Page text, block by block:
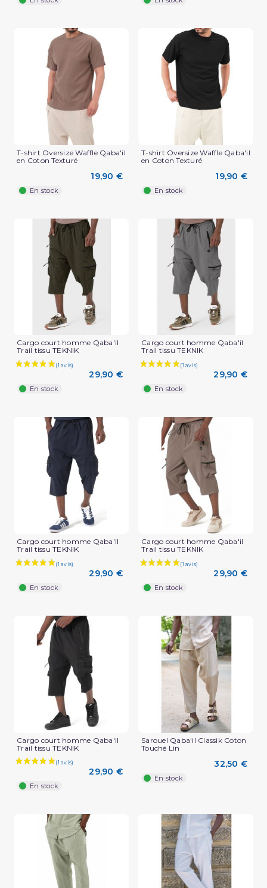
(2 avis)
T-shirt Oversize Waffle Qaba'il
en Coton Texturé
19,90 €
En stock
T-shirt Oversize Waffle Qaba'il
en Coton Texturé
19,90 €
En stock
Cargo court homme Qaba'il
Trail tissu TEKNIK
29,90 €
En stock
Cargo court homme Qaba'il
Trail tissu TEKNIK
29,90 €
En stock
Cargo court homme Qaba'il
Trail tissu TEKNIK
29,90 €
En stock
Cargo court homme Qaba'il
Trail tissu TEKNIK
29,90 €
En stock
Cargo court homme Qaba'il
Trail tissu TEKNIK
29,90 €
En stock
Sarouel Qaba'il Classik Coton
Touché Lin
32,50 €
En stock